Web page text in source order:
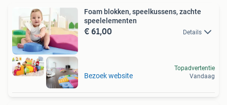
Foam blokken, speelkussens, zachte
speelelementen
€ 61,00 Details
Bezoek website
Topadvertentie
Vandaag